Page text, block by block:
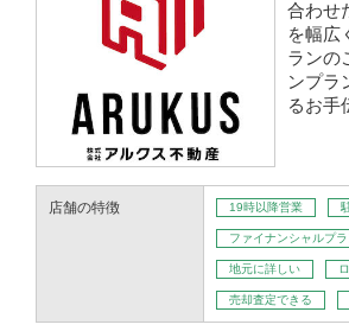
合わせ
を幅広
ランの
ンプラ
るお手
店舗の特徴 19時以降営業
ファイナンシャルプ
地元に詳しい
売却査定できる